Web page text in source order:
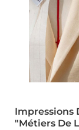
Impressions
"Métiers De